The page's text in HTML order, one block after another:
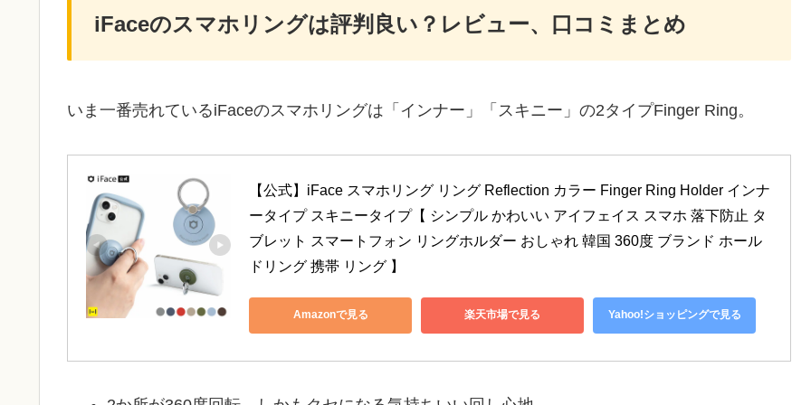
iFaceのスマホリングは評判良い？レビュー、口コミまとめ
いま一番売れているiFaceのスマホリングは「インナー」「スキニー」の2タイプFinger Ring。
【公式】iFace スマホリング リング Reflection カラー Finger Ring Holder インナ
ータイプ スキニータイプ【 シンプル かわいい アイフェイス スマホ 落下防止 タ
ブレット スマートフォン リングホルダー おしゃれ 韓国 360度 ブランド ホール
ドリング 携帯 リング 】
Amazonで見る 楽天市場で見る Yahoo!ショッピングで見る